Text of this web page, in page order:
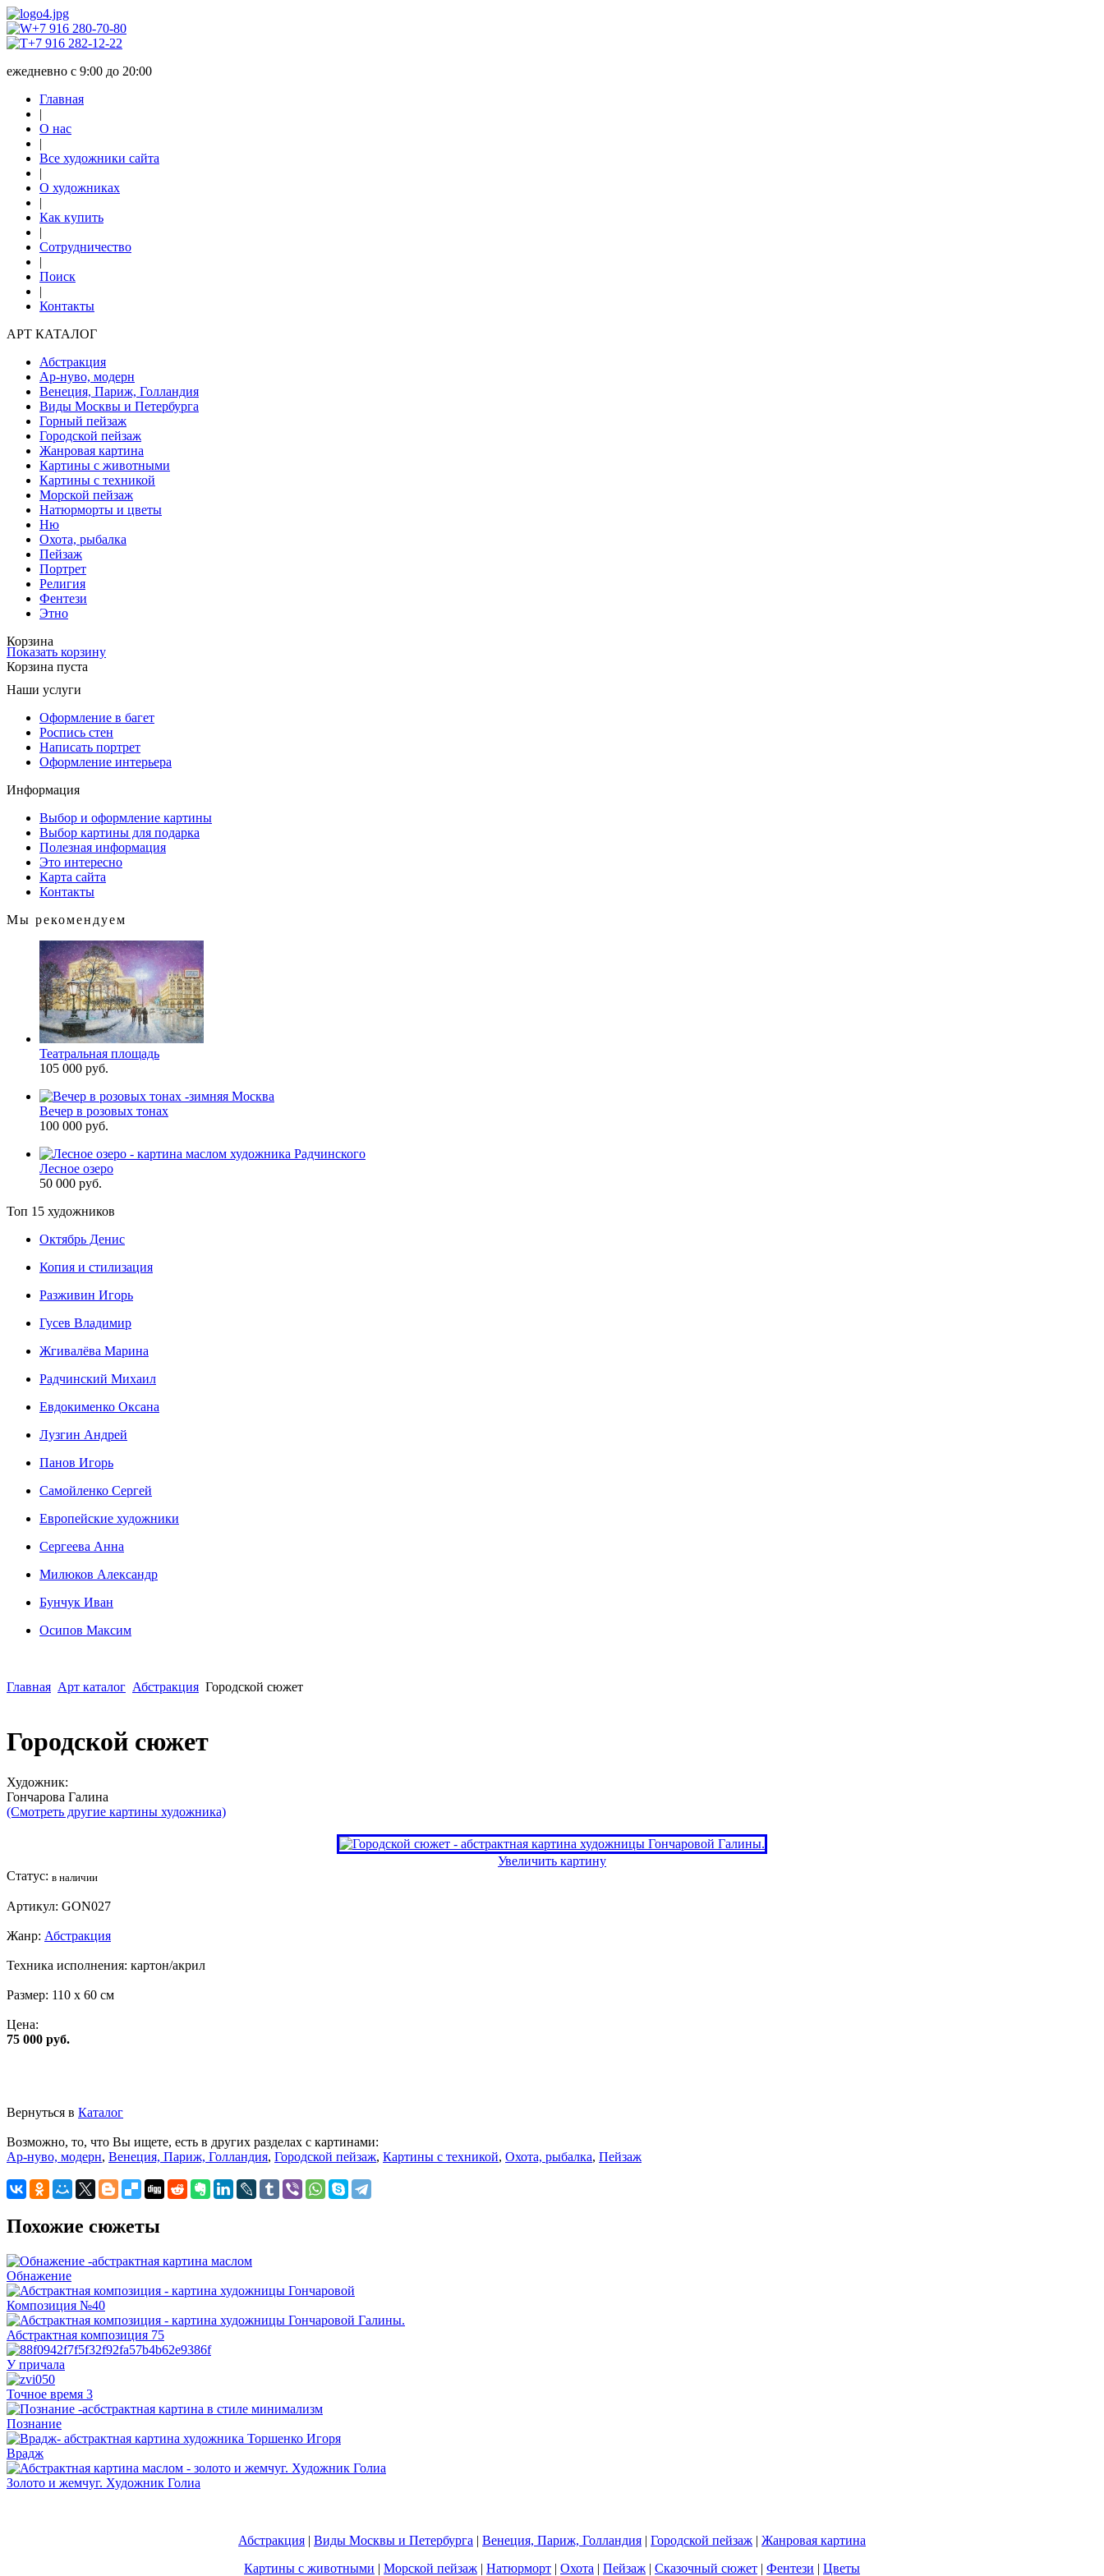
+7 916 280-70-80
+7 916 282-12-22
ежедневно с 9:00 до 20:00
Главная
|
О нас
|
Все художники сайта
|
О художниках
|
Как купить
|
Сотрудничество
|
Поиск
|
Контакты
АРТ КАТАЛОГ
Абстракция
Ар-нуво, модерн
Венеция, Париж, Голландия
Виды Москвы и Петербурга
Горный пейзаж
Городской пейзаж
Жанровая картина
Картины с животными
Картины с техникой
Морской пейзаж
Натюрморты и цветы
Ню
Охота, рыбалка
Пейзаж
Портрет
Религия
Фентези
Этно
Корзина
Показать корзину
Корзина пуста
Наши услуги
Оформление в багет
Роспись стен
Написать портрет
Оформление интерьера
Информация
Выбор и оформление картины
Выбор картины для подарка
Полезная информация
Это интересно
Карта сайта
Контакты
Мы рекомендуем
Театральная площадь
105 000 руб.
Вечер в розовых тонах
100 000 руб.
Лесное озеро
50 000 руб.
Топ 15 художников
Октябрь Денис
Копия и стилизация
Разживин Игорь
Гусев Владимир
Жгивалёва Марина
Радчинский Михаил
Евдокименко Оксана
Лузгин Андрей
Панов Игорь
Сaмoйленко Сергей
Европейские художники
Сергеева Анна
Милюков Александр
Бунчук Иван
Осипoв Максим
Главная Арт каталог Абстракция Городской сюжет
Городской сюжет
Художник:
Гончарова Галина
(Смотреть другие картины художника)
Увеличить картину
Статус: в наличии
Артикул: GON027
Жанр: Абстракция
Техника исполнения: картон/акрил
Размер: 110 x 60 см
Цена:
75 000 руб.
Вернуться в Каталог
Возможно, то, что Вы ищете, есть в других разделах с картинами:
Ар-нуво, модерн, Венеция, Париж, Голландия, Городской пейзаж, Картины с техникой, Охота, рыбалка, Пейзаж
Похожие сюжеты
Обнажение
Композиция №40
Абстрактная композиция 75
У причала
Точное время 3
Познание
Врадж
Золото и жемчуг. Художник Голиа
Абстракция | Виды Москвы и Петербурга | Венеция, Париж, Голландия | Городской пейзаж | Жанровая картина
Картины с животными | Морской пейзаж | Натюрморт | Охота | Пейзаж | Сказочный сюжет | Фентези | Цветы